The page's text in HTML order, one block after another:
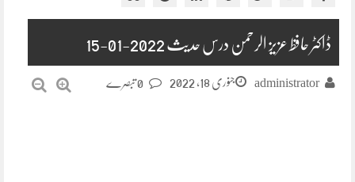
ڈاکٹر حافظ عزیز الرحمن درس حدیث 2022-01-15
administrator جنوری 18, 2022